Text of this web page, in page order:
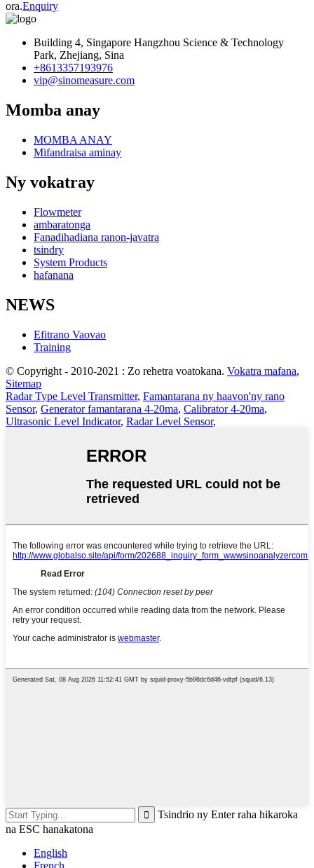
ora.Enquiry
Building 4, Singapore Hangzhou Science & Technology
Park, Zhejiang, Sina
+8613357193976
vip@sinomeasure.com
Momba anay
MOMBA ANAY
Mifandraisa aminay
Ny vokatray
Flowmeter
ambaratonga
Fanadihadiana ranon-javatra
tsindry
System Products
hafanana
NEWS
Efitrano Vaovao
Training
© Copyright - 2010-2021 : Zo rehetra voatokana. Vokatra mafana,
Sitemap
Radar Type Level Transmitter, Famantarana ny haavon'ny rano
Sensor, Generator famantarana 4-20ma, Calibrator 4-20ma,
Ultrasonic Level Indicator, Radar Level Sensor,
Tsindrio ny Enter raha hikaroka
na ESC hanakatona
English
French